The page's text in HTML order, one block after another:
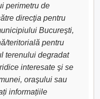
perimetru de
direcţia pentru
Bucureşti,
teritorială pentru
terenului degradat
interesate şi se
oraşului sau
informațiile